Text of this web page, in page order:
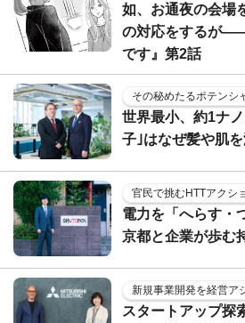
如、お通夜の会場
の対応をするが
です』第2話
その秘めたるポテンシ
世界最小、約1ナ
子｣はなぜ髪や肌
官民で挑むHTTアクシ
電力を「へらす・
京都と企業が歩む
新規事業開発を経営ア
スタートアップ探